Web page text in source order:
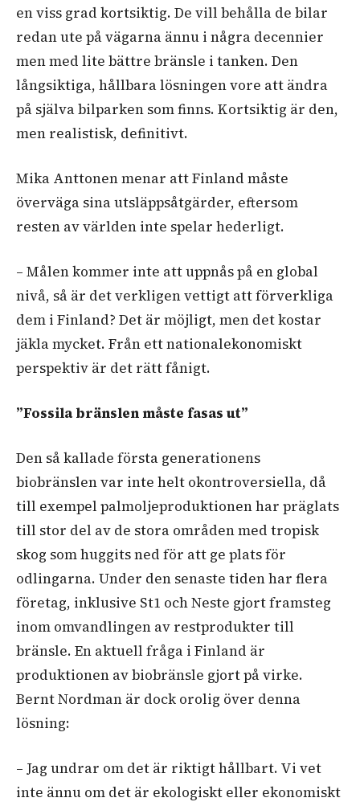
en viss grad kortsiktig. De vill behålla de bilar
redan ute på vägarna ännu i några decennier
men med lite bättre bränsle i tanken. Den
långsiktiga, hållbara lösningen vore att ändra
på själva bilparken som finns. Kortsiktig är den,
men realistisk, definitivt.
Mika Anttonen menar att Finland måste
överväga sina utsläppsåtgärder, eftersom
resten av världen inte spelar hederligt.
– Målen kommer inte att uppnås på en global
nivå, så är det verkligen vettigt att förverkliga
dem i Finland? Det är möjligt, men det kostar
jäkla mycket. Från ett nationalekonomiskt
perspektiv är det rätt fånigt.
”Fossila bränslen måste fasas ut”
Den så kallade första generationens
biobränslen var inte helt okontroversiella, då
till exempel palmoljeproduktionen har präglats
till stor del av de stora områden med tropisk
skog som huggits ned för att ge plats för
odlingarna. Under den senaste tiden har flera
företag, inklusive St1 och Neste gjort framsteg
inom omvandlingen av restprodukter till
bränsle. En aktuell fråga i Finland är
produktionen av biobränsle gjort på virke.
Bernt Nordman är dock orolig över denna
lösning:
– Jag undrar om det är riktigt hållbart. Vi vet
inte ännu om det är ekologiskt eller ekonomiskt